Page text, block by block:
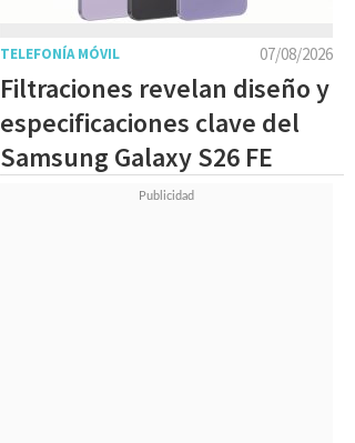
07/08/2026
TELEFONÍA MÓVIL
Filtraciones revelan diseño y
especificaciones clave del
Samsung Galaxy S26 FE